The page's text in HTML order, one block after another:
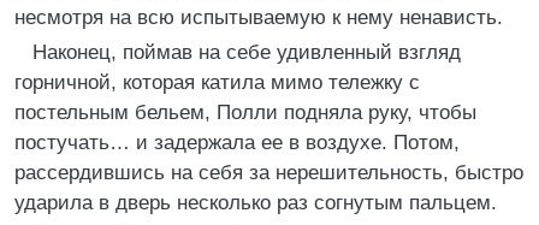
несмотря на всю испытываемую к нему ненависть.
Наконец, поймав на себе удивленный взгляд
горничной, которая катила мимо тележку с
постельным бельем, Полли подняла руку, чтобы
постучать… и задержала ее в воздухе. Потом,
рассердившись на себя за нерешительность, быстро
ударила в дверь несколько раз согнутым пальцем.